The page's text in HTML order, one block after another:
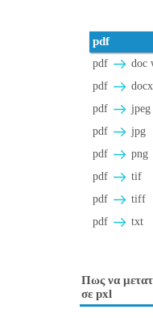
pdf
pdf
doc
pdf
pdf
jpeg
pdf
jpg
pdf
png
pdf
tif
pdf
tiff
pdf
txt
Πως να
σε pxl